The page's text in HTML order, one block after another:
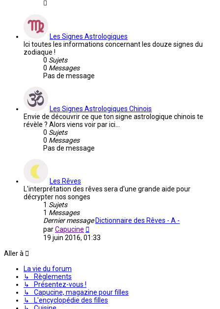
Les Signes Astrologiques
Ici toutes les informations concernant les douze signes du
zodiaque !
0 Sujets
0 Messages
Pas de message
Les Signes Astrologiques Chinois
Envie de découvrir ce que ton signe astrologique chinois te
révèle ? Alors viens voir par ici...
0 Sujets
0 Messages
Pas de message
Les Rêves
L'interprétation des rêves sera d'une grande aide pour
décrypter nos songes
1 Sujets
1 Messages
Dernier messageDictionnaire des Rêves - A -
parCapucine
le
19 juin 2016, 01:33
Aller à
La vie du forum
↳ Règlements
↳ Présentez-vous !
↳ Capucine, magazine pour filles
↳ L'encyclopédie des filles